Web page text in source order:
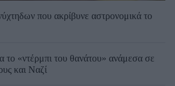
που ακρίβυνε αστρονομικά το
το «ντέρμπι του θανάτου» ανάμεσα σε
και Ναζί